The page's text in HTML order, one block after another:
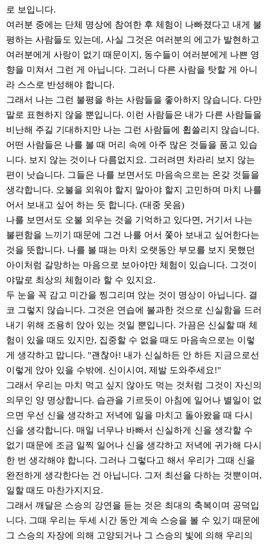
로 보입니다.
여러분 중에는 단체 명상에 참여한 후 체험이 나빠졌다고 내게 불
평하는 사람들도 있는데, 사실 그것은 여러분의 에고가 발현하고
여러분에게 사랑이 없기 때문이지, 동수들이 여러분에게 나쁜 영
향을 미쳐서 그런 게 아닙니다. 그러니 다른 사람을 탓할 게 아니
라 스스로 반성해야 합니다.
그래서 나는 그런 불평을 하는 사람들을 좋아하지 않습니다. 다만
말로 표현하지 않을 뿐입니다. 이런 사람들은 내가 다른 사람들을
비난해 주길 기대하지만 나는 그런 사람들에 휩쓸리지 않습니다.
어떤 사람들은 나를 볼 때 머리 속에 아주 많은 것들을 품고 있습
니다. 보지 않는 것이나 다름없지요. 그러려면 차라리 보지 않는
편이 낫습니다. 그들은 나를 보면서도 마음속으로는 온갖 것들을
생각합니다. 오불을 외워야 할지 말아야 할지 고민하며 마치 나를
어서 보내고 싶어 하는 듯 합니다. (대중 웃음)
나를 보면서도 오불 외우는 것을 기억하고 있다면, 거기서 나는
불편함을 느끼기 때문에 그건 나를 어서 쫓아 보내고 싶어한다는
것을 뜻합니다. 나를 볼 때는 마치 오랫동안 부모를 보지 못했던
아이처럼 갈망하는 마음으로 보아야만 체험이 있습니다. 그것이
야말로 최상의 체험이라 할 수 있지요.
두 눈을 꼭 감고 미간을 찡그리며 앉는 것이 명상이 아닙니다. 결
코 그렇지 않습니다. 그것은 연습에 불과한 것으로 신실함을 드러
내기 위해 조용히 앉아 있는 것일 뿐입니다. 가끔은 신실할 때 체
험이 있을 때도 있지만, 집중할 수 없을 때도 마음속으로는 이렇
게 생각하고 맙니다. "괜찮아! 내가 신실하든 안 하든 지금으로선
이렇게 앉아 있을 수밖에. 신이시여, 제발 도와주세요!"
그래서 우리는 마치 먹고 싶지 않아도 먹는 것처럼 그것이 자신의
의무인 양 명상합니다. 습관을 기르듯이 아침에 일어나 별일이 없
으면 우선 신을 생각하고 저녁에 일을 마치고 돌아왔을 때 다시
신을 생각합니다. 매일 너무나 바빠서 신실하게 신을 생각할 수
없기 때문에 조금 일찍 일어나 신을 생각하고 저녁에 귀가해 다시
한 번 생각해야 합니다. 그러나 그렇다고 해서 우리가 그때 신을
완전하게 생각한다는 건 아닙니다. 그저 최선을 다하는 것뿐이며,
일할 때도 마찬가지지요.
그래서 깨달은 스승의 강연을 듣는 것은 최대의 축복이며 공덕입
니다. 그때 우리는 두세 시간 동안 계속 스승을 볼 수 있기 때문에
그 스승의 자장에 의해 고양되거나 그 스승의 빛에 의해 우리의